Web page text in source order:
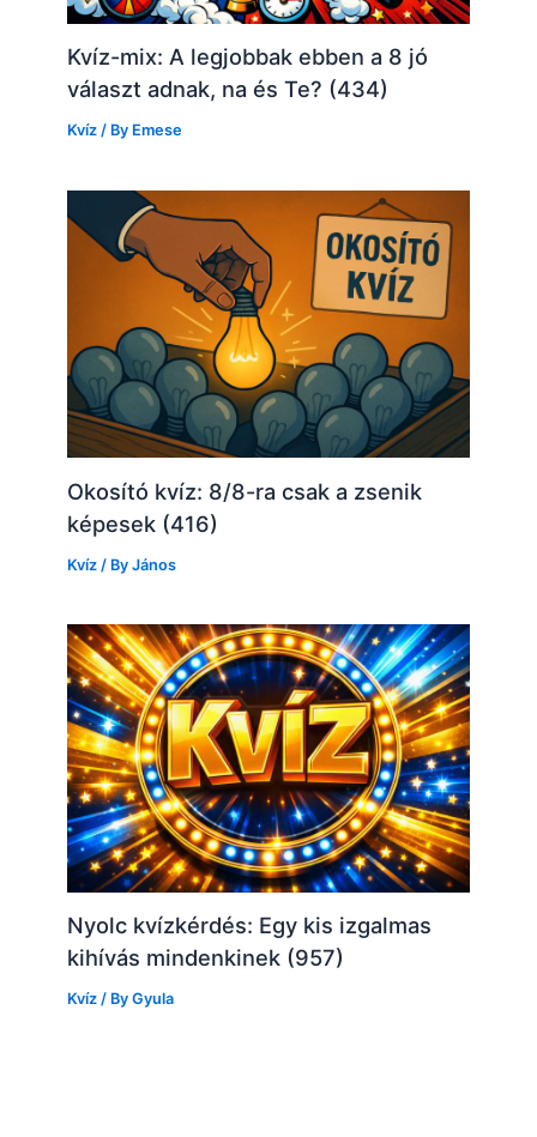
Kvíz-mix: A legjobbak ebben a 8 jó
választ adnak, na és Te? (434)
Kvíz / By Emese
Okosító kvíz: 8/8-ra csak a zsenik
képesek (416)
Kvíz / ByJános
Nyolc kvízkérdés: Egy kis izgalmas
kihívás mindenkinek (957)
Kvíz / ByGyula